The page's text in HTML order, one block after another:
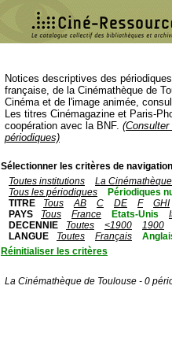
Notices descriptives des
française, de la Cinémathèque de
Cinéma et de l'image animée,
Les titres Cinémagazine et Paris-
coopération avec la BNF.
périodiques)
Sélectionner les critères de
Toutes institutions
La
Tous les périodiques
Périodiques
TITRE
Tous AB C DE F
GHI
PAYS
Tous France Etats-Unis
DECENNIE
Toutes <1900
1900
LANGUE
Toutes Français
Réinitialiser les critères
La Cinémathèque de Toulouse - 0